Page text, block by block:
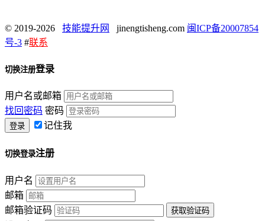
© 2019-2026 技能提升网 jinengtisheng.com 闽ICP备20007854
号-3 #联系
切换注册登录
用户名或邮箱
找回密码 密码
记住我
切换登录注册
用户名
邮箱
邮箱验证码